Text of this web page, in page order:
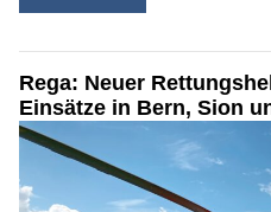
Rega: Neuer
Einsätze in Bern, Sion